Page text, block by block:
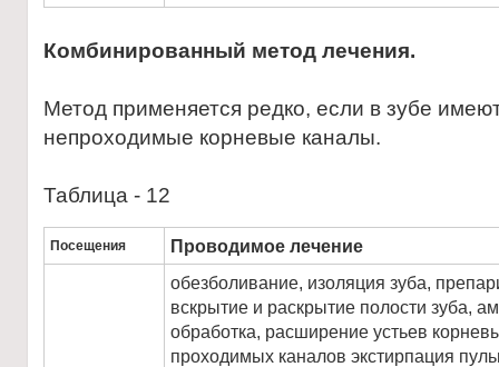
Комбинированный метод лечения.
Метод применяется редко, если в зубе
непроходимые корневые каналы.
Таблица - 12
Посещения Проводимое лечение
обезболивание, изоляция зуба,
вскрытие и раскрытие полости зуба,
обработка, расширение устьев
проходимых каналов экстирпация